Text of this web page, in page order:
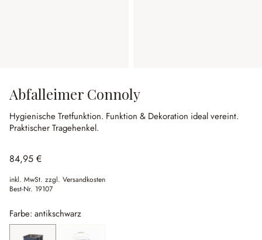
Abfalleimer Connoly
Hygienische Tretfunktion. Funktion & Dekoration ideal vereint.
Praktischer Tragehenkel.
84,95 €
inkl. MwSt. zzgl. Versandkosten
Best-Nr. 19107
Farbe: antikschwarz